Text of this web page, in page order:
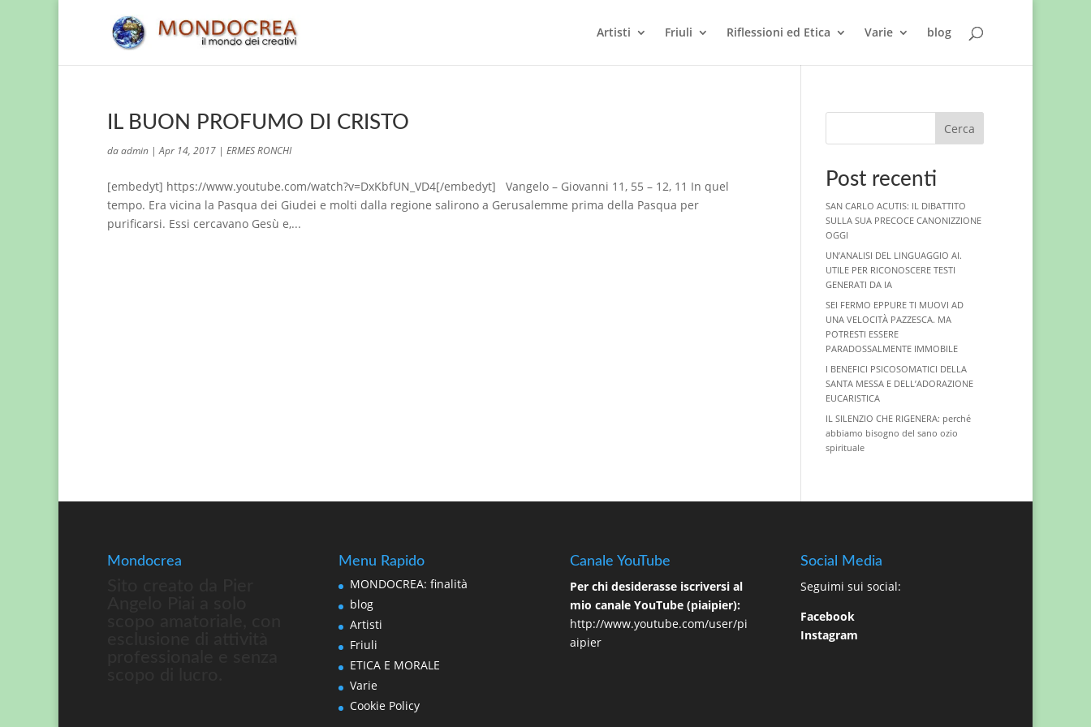
Artisti Friuli Riflessioni ed Etica Varie blog
IL BUON PROFUMO DI CRISTO
daadmin |Apr 14, 2017 | ERMES RONCHI
[embedyt] https://www.youtube.com/watch?v=DxKbfUN_VD4[/embedyt] Vangelo – Giovanni 11, 55 – 12, 11 In quel
tempo. Era vicina la Pasqua dei Giudei e molti dalla regione salirono a Gerusalemme prima della Pasqua per
purificarsi. Essi cercavano Gesù e,...
Cerca
Post recenti
SAN CARLO ACUTIS: IL DIBATTITO
SULLA SUA PRECOCE CANONIZZIONE
OGGI
UN’ANALISI DEL LINGUAGGIO AI.
UTILE PER RICONOSCERE TESTI
GENERATI DA IA
SEI FERMO EPPURE TI MUOVI AD
UNA VELOCITÀ PAZZESCA. MA
POTRESTI ESSERE
PARADOSSALMENTE IMMOBILE
I BENEFICI PSICOSOMATICI DELLA
SANTA MESSA E DELL’ADORAZIONE
EUCARISTICA
IL SILENZIO CHE RIGENERA: perché
abbiamo bisogno del sano ozio
spirituale
Mondocrea Menu Rapido
MONDOCREA: finalità
blog
Artisti
Friuli
ETICA E MORALE
Varie
Cookie Policy
Canale YouTube
Per chi desiderasse iscriversi al
mio canale YouTube (piaipier):
http://www.youtube.com/user/pi
aipier
Social Media
Seguimi sui social:
Facebook
Instagram